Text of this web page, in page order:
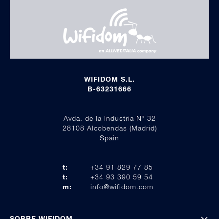
WIFIDOM S.L.
B-63231666
Avda. de la Industria Nº 32
28108 Alcobendas (Madrid)
Spain
t:
+34 91 829 77 85
t:
+34 93 390 59 54
m:
info@wifidom.com